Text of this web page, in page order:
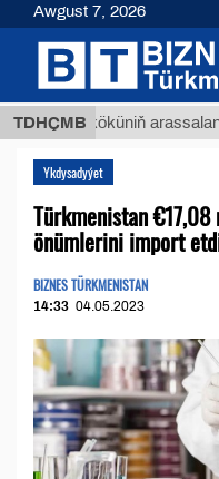
TDHÇMB
köküniň
Ykdysadyýet
Türkmenistan
önümlerini import
BIZNES TÜRKMENISTAN
14:33 04.05.2023
Awgust 7, 2026